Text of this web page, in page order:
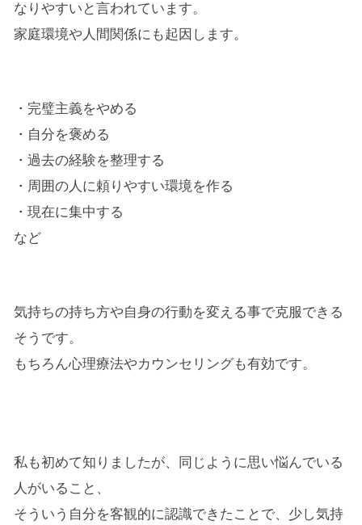
なりやすいと言われています。
家庭環境や人間関係にも起因します。
・完璧主義をやめる
・自分を褒める
・過去の経験を整理する
・周囲の人に頼りやすい環境を作る
・現在に集中する
など
気持ちの持ち方や自身の行動を変える事で克服できる
そうです。
もちろん心理療法やカウンセリングも有効です。
私も初めて知りましたが、同じように思い悩んでいる
人がいること、
そういう自分を客観的に認識できたことで、少し気持